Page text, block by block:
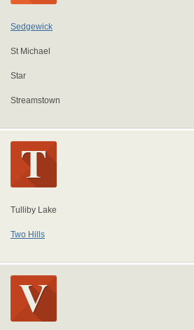
Sedgewick
St Michael
Star
Streamstown
Tulliby Lake
Two Hills